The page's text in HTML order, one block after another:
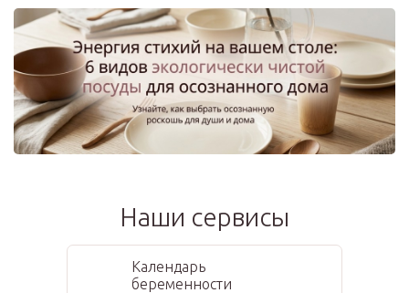
Наши сервисы
Календарь
беременности